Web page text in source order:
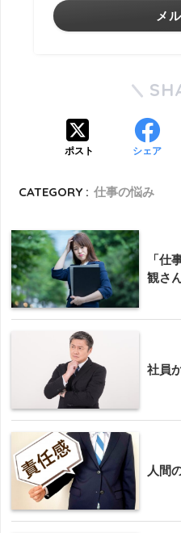
メ
ポスト シェア
CATEGORY : 仕事の悩み
「仕
観さ
社員
人間